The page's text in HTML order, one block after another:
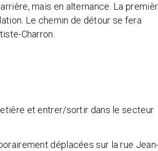
mais en alternance. La
Le chemin de détour se fera
Charron.
et entrer/sortir dans le secteur
déplacées sur la rue